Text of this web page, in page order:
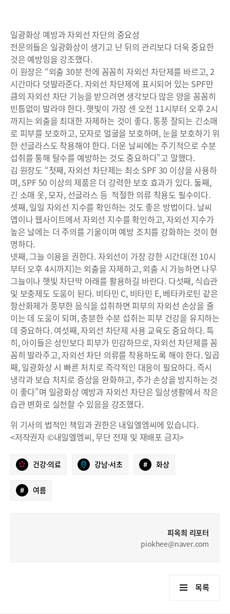
일광화상 예방과 자외선 차단의 중요성
전문의들은 일광화상이 생기고 난 뒤의 관리보다 더욱 중요한
것은 예방임을 강조했다.
이 원장은 “외출 30분 전에 꼼꼼히 자외선 차단제를 바르고, 2
시간마다 덧발라준다. 자외선 차단제에 표시되어 있는 SPF만
큼의 자외선 차단 기능을 받으려면 생각보다 많은 양을 꼼꼼히
빈틈없이 발라야 한다. 햇빛이 가장 센 오전 11시부터 오후 2시
까지는 외출을 최대한 자제하는 것이 좋다. 통풍 잘되는 긴소매
로 피부를 보호하고, 모자로 얼굴을 보호하며, 눈을 보호하기 위
한 선글라스도 착용해야 한다. 더운 날씨에는 주기적으로 수분
섭취를 통해 탈수를 예방하는 것도 중요하다”고 말했다.
김 원장도 “첫째, 자외선 차단제는 최소 SPF 30 이상을 사용하
며, SPF 50 이상의 제품은 더 강력한 보호 효과가 있다. 둘째,
긴 소매 옷, 모자, 선글라스 등 적절한 의류 착용도 필수이다.
셋째, 일일 자외선 지수를 확인하는 것도 좋은 방법이다. 날씨
앱이나 웹사이트에서 자외선 지수를 확인하고, 자외선 지수가
높은 날에는 더 주의를 기울이며 예방 조치를 강화하는 것이 현
명하다.
넷째, 그늘 이용을 권한다. 자외선이 가장 강한 시간대(전 10시
부터 오후 4시까지)는 외출을 자제하고, 외출 시 가능하면 나무
그늘이나 햇빛 차단막 아래를 활용하길 바란다. 다섯째, 식습관
및 보충제도 도움이 된다. 비타민 C, 비타민 E, 베타카로틴 같은
항산화제가 풍부한 음식을 섭취하면 피부의 자외선 손상을 줄
이는 데 도움이 되며, 충분한 수분 섭취는 피부 건강을 유지하는
데 중요하다. 여섯째, 자외선 차단제 사용 교육도 중요하다. 특
히, 아이들은 성인보다 피부가 민감하므로, 자외선 차단제를 꼼
꼼히 발라주고, 자외선 차단 의류를 착용하도록 해야 한다. 일곱
째, 일광화상 시 빠른 처치로 즉각적인 대응이 필요하다. 즉시
냉각과 보습 처치로 증상을 완화하고, 추가 손상을 방지하는 것
이 좋다”며 일광화상 예방과 자외선 차단은 일상생활에서 작은
습관 변화로 실천할 수 있음을 강조했다.
위 기사의 법적인 책임과 권한은 내일엘엠씨에 있습니다.
<저작권자 ©내일엘엠씨, 무단 전재 및 재배포 금지>
건강·의료 강남·서초 # 화상
# 여름
피옥희 리포터
piokhee@naver.com
목록